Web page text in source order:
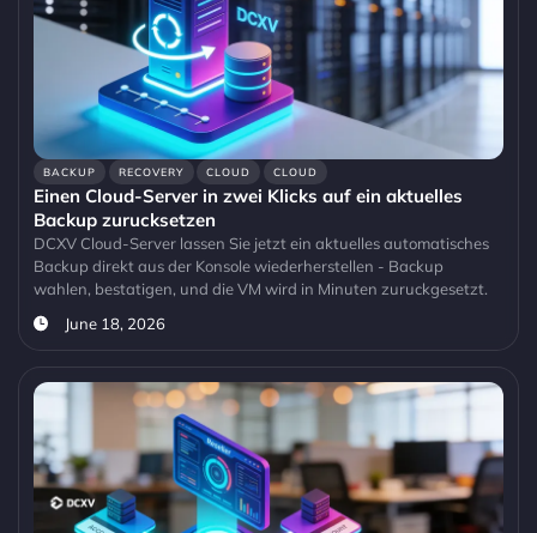
BACKUP RECOVERY CLOUD CLOUD
Einen Cloud-Server in zwei Klicks auf ein aktuelles
Backup zurucksetzen
DCXV Cloud-Server lassen Sie jetzt ein aktuelles automatisches
Backup direkt aus der Konsole wiederherstellen - Backup
wahlen, bestatigen, und die VM wird in Minuten zuruckgesetzt.
June 18, 2026